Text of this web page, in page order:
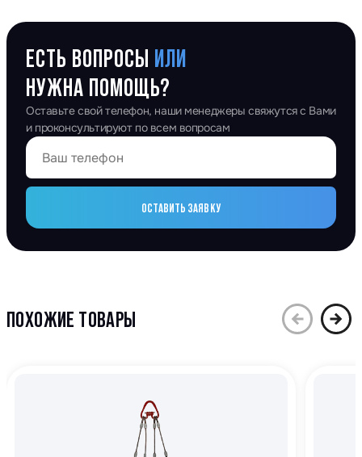
ЕСТЬ ВОПРОСЫ ИЛИ
НУЖНА ПОМОЩЬ?
Оставьте свой телефон, наши менеджеры свяжутся с Вами
и проконсультируют по всем вопросам
ОСТАВИТЬ ЗАЯВКУ
ПОХОЖИЕ ТОВАРЫ